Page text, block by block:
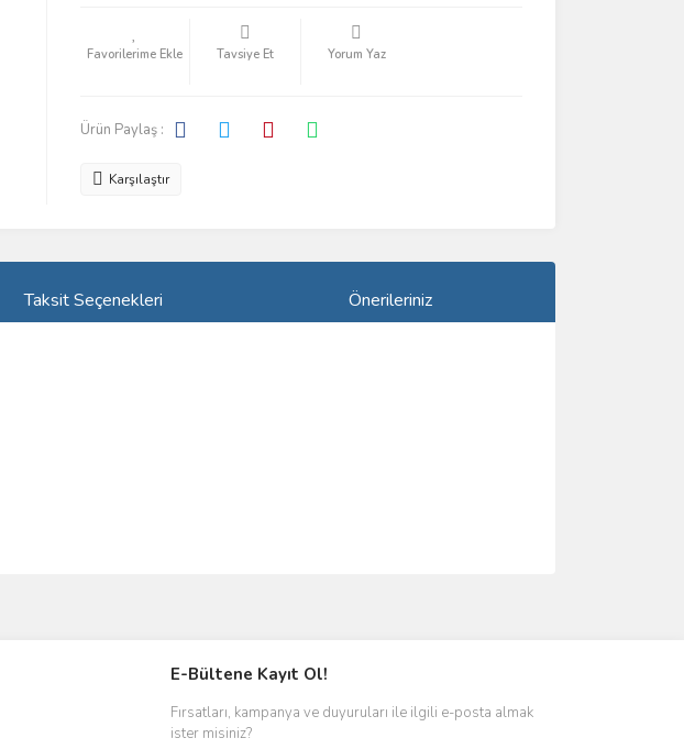
Tavsiye Et Yorum Yaz
Ürün Paylaş :
Karşılaştır
Taksit Seçenekleri Önerileriniz
E-Bültene Kayıt Ol!
Fırsatları, kampanya ve duyuruları ile ilgili e-posta almak
ister misiniz?